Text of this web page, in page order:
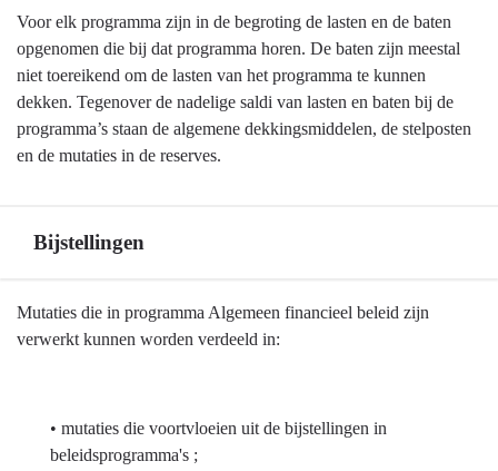
Terug
naar
navigatie
Algemeen
financieel
Functie
financieel
beleid
Voor elk programma zijn in de begroting de lasten en de baten
opgenomen die bij dat programma horen. De baten zijn meestal
niet toereikend om de lasten van het programma te kunnen
dekken. Tegenover de nadelige saldi van lasten en baten bij de
programma’s staan de algemene dekkingsmiddelen, de stelposten
en de mutaties in de reserves.
Bijstellingen
Terug
naar
financieel
Mutaties die in programma Algemeen financieel beleid zijn
verwerkt kunnen worden verdeeld in:
• mutaties die voortvloeien uit de bijstellingen in
beleidsprogramma's ;